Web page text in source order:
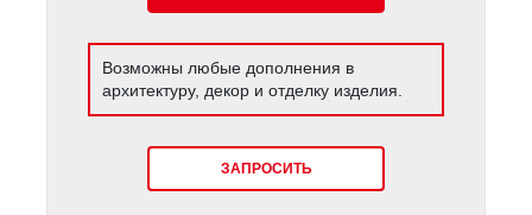
Возможны любые дополнения в
архитектуру, декор и отделку изделия.
ЗАПРОСИТЬ